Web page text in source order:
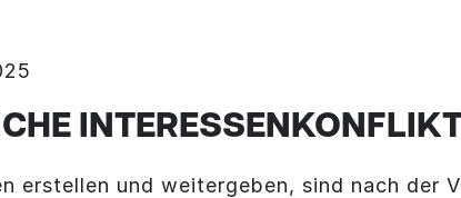
erstellen und weitergeben, sind nach der